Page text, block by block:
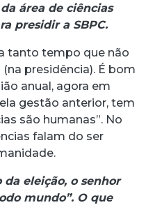
área de ciências
presidir a SBPC.
tanto tempo que não
presidência). É bom
anual, agora em
gestão anterior, tem
são humanas”. No
falam do ser
eleição, o senhor
mundo”. O que